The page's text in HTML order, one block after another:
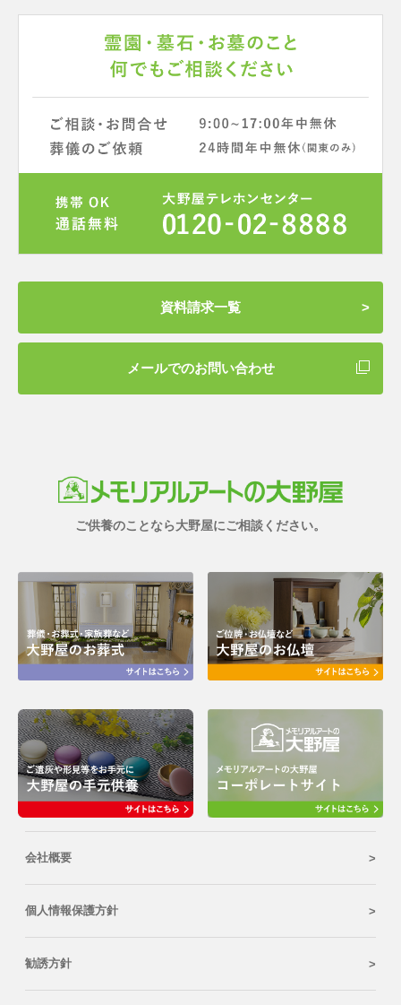
資料請求一覧
メールでのお問い合わせ
ご供養のことなら大野屋にご相談ください。
会社概要
個人情報保護方針
勧誘方針